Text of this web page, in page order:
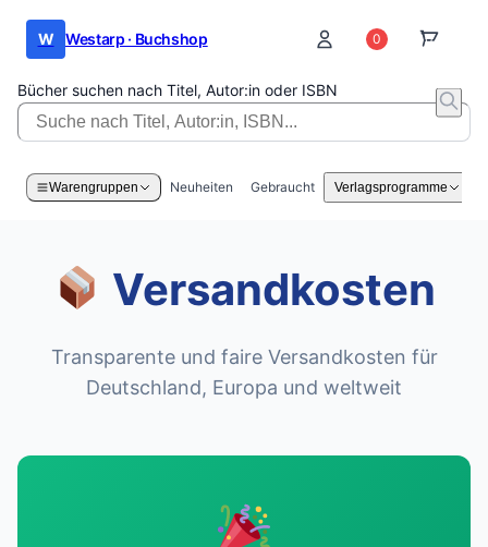
W Westarp · Buchshop
Bücher suchen nach Titel, Autor:in oder ISBN
0 0
Warengruppen Neuheiten Gebraucht Verlagsprogramme
Versandkosten
Transparente und faire Versandkosten für
Deutschland, Europa und weltweit